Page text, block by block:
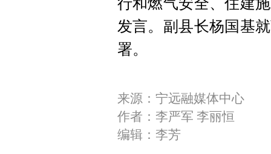
行和燃气安全、住建
发言。副县长杨国基
署。
来源：宁远融媒体中心
作者：李严军 李丽恒
编辑：李芳